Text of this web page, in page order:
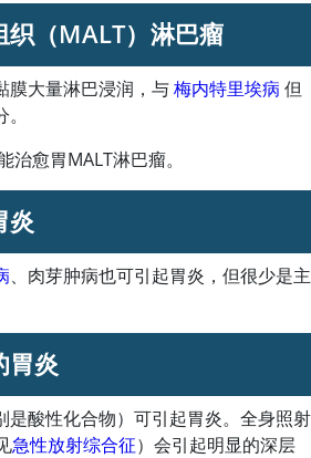
织（MALT）淋巴瘤
膜大量淋巴浸润，与梅内特里埃病 但
治愈胃MALT淋巴瘤。
炎
、肉芽肿病也可引起胃炎，但很少是主
胃炎
是酸性化合物）可引起胃炎。全身照射
急性放射综合征）会引起明显的深层